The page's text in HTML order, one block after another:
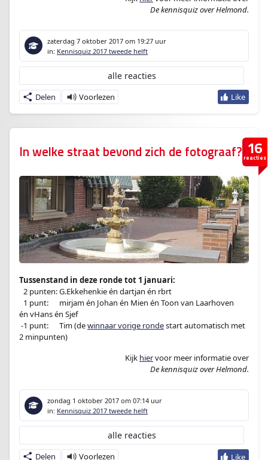
De kennisquiz over Helmond.
zaterdag 7 oktober 2017 om 19:27 uur
in: Kennisquiz 2017 tweede helft
Delen
alle reacties
16
reacties
In welke straat bevond zich de fotograaf?
Tussenstand in deze ronde tot 1 januari:
2 punten: G.Ekkehenkie én dartjan én rbrt
1 punt:
mirjam én Johan én Mien én Toon van Laarhoven
én vHans én Sjef
-1 punt: Tim (dewinnaar vorige rondestart automatisch met
2 minpunten)
Kijk hiervoor meer informatie over
De kennisquiz over Helmond.
zondag 1 oktober 2017 om 07:14 uur
in: Kennisquiz 2017 tweede helft
Delen
alle reacties